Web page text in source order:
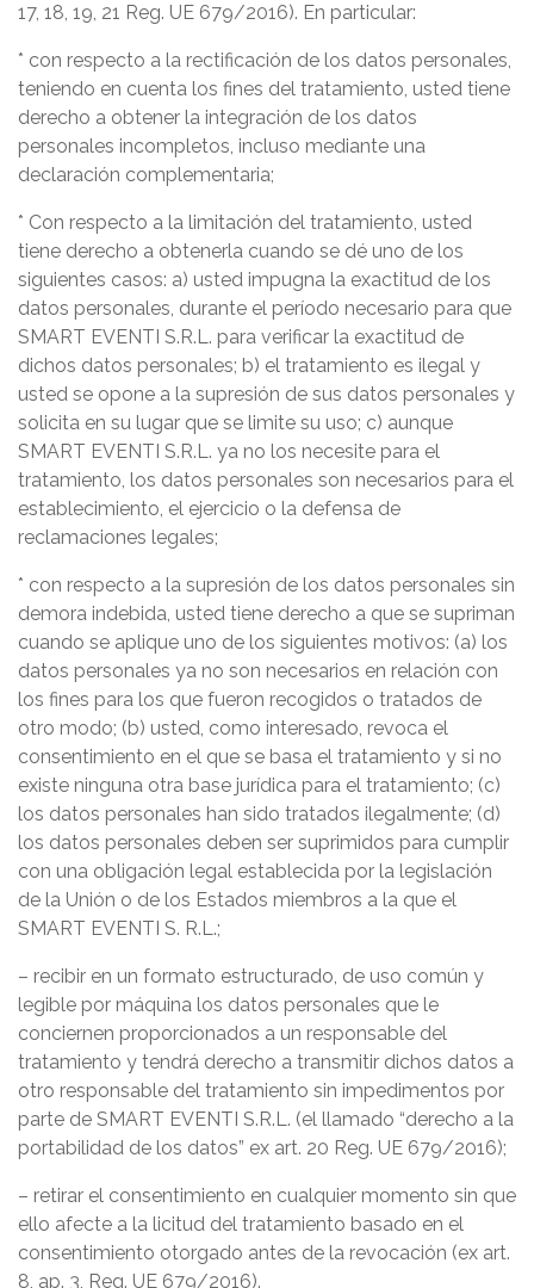
17, 18, 19, 21 Reg. UE 679/2016). En particular:
* con respecto a la rectificación de los datos personales,
teniendo en cuenta los fines del tratamiento, usted tiene
derecho a obtener la integración de los datos
personales incompletos, incluso mediante una
declaración complementaria;
* Con respecto a la limitación del tratamiento, usted
tiene derecho a obtenerla cuando se dé uno de los
siguientes casos: a) usted impugna la exactitud de los
datos personales, durante el período necesario para que
SMART EVENTI S.R.L. para verificar la exactitud de
dichos datos personales; b) el tratamiento es ilegal y
usted se opone a la supresión de sus datos personales y
solicita en su lugar que se limite su uso; c) aunque
SMART EVENTI S.R.L. ya no los necesite para el
tratamiento, los datos personales son necesarios para el
establecimiento, el ejercicio o la defensa de
reclamaciones legales;
* con respecto a la supresión de los datos personales sin
demora indebida, usted tiene derecho a que se supriman
cuando se aplique uno de los siguientes motivos: (a) los
datos personales ya no son necesarios en relación con
los fines para los que fueron recogidos o tratados de
otro modo; (b) usted, como interesado, revoca el
consentimiento en el que se basa el tratamiento y si no
existe ninguna otra base jurídica para el tratamiento; (c)
los datos personales han sido tratados ilegalmente; (d)
los datos personales deben ser suprimidos para cumplir
con una obligación legal establecida por la legislación
de la Unión o de los Estados miembros a la que el
SMART EVENTI S. R.L.;
– recibir en un formato estructurado, de uso común y
legible por máquina los datos personales que le
conciernen proporcionados a un responsable del
tratamiento y tendrá derecho a transmitir dichos datos a
otro responsable del tratamiento sin impedimentos por
parte de SMART EVENTI S.R.L. (el llamado “derecho a la
portabilidad de los datos” ex art. 20 Reg. UE 679/2016);
– retirar el consentimiento en cualquier momento sin que
ello afecte a la licitud del tratamiento basado en el
consentimiento otorgado antes de la revocación (ex art.
8, ap. 3, Reg. UE 679/2016).